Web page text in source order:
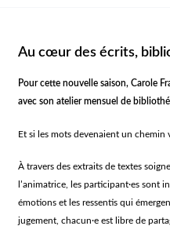
Au cœur des écrits,
Pour cette nouvelle saison, Carole
avec son atelier mensuel de
Et si les mots devenaient un chemin
À travers des extraits de textes
l’animatrice, les participant·es sont
émotions et les ressentis qui
jugement, chacun·e est libre de